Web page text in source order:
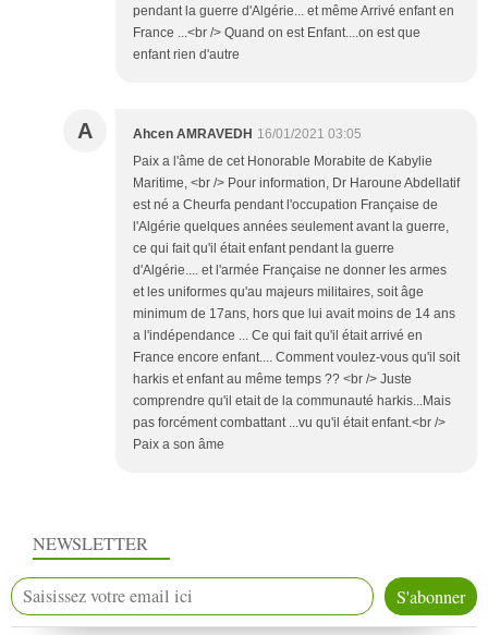
pendant la guerre d'Algérie... et même Arrivé enfant en
France ...<br /> Quand on est Enfant....on est que
enfant rien d'autre
A Ahcen AMRAVEDH 16/01/2021 03:05
Paix a l'âme de cet Honorable Morabite de Kabylie
Maritime, <br /> Pour information, Dr Haroune Abdellatif
est né a Cheurfa pendant l'occupation Française de
l'Algérie quelques années seulement avant la guerre,
ce qui fait qu'il était enfant pendant la guerre
d'Algérie.... et l'armée Française ne donner les armes
et les uniformes qu'au majeurs militaires, soit âge
minimum de 17ans, hors que lui avait moins de 14 ans
a l'indépendance ... Ce qui fait qu'il était arrivé en
France encore enfant.... Comment voulez-vous qu'il soit
harkis et enfant au même temps ?? <br /> Juste
comprendre qu'il etait de la communauté harkis...Mais
pas forcément combattant ...vu qu'il était enfant.<br />
Paix a son âme
NEWSLETTER